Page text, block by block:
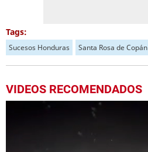
Tags:
Sucesos Honduras Santa Rosa de Copán
VIDEOS RECOMENDADOS